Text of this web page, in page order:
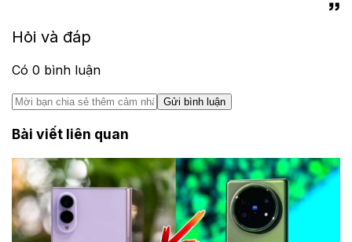
Hỏi và đáp
Có 0 bình luận
Gửi bình luận
Bài viết liên quan